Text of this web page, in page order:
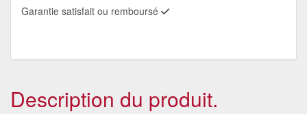
Garantie satisfait ou remboursé
Description du produit.